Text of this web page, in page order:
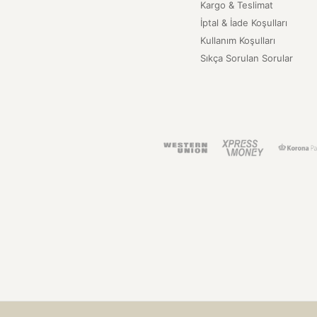
Kargo & Teslimat
İptal & İade Koşulları
Kullanım Koşulları
Sıkça Sorulan Sorular